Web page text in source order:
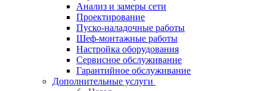
Анализ и замеры сети
Проектирование
Пуско-наладочные работы
Шеф-монтажные работы
Настройка оборудования
Сервисное обслуживание
Гарантийное обслуживание
Дополнительные услуги